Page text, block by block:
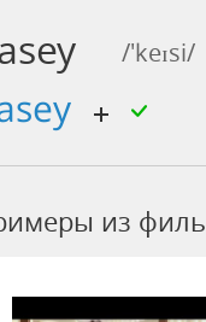
/'keɪsi/
из